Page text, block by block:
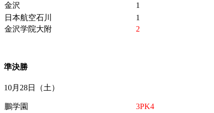
金沢
1
日本航空石川
1
金沢学院大附
2
準決勝
10月28日（土）
鵬学園 3PK4